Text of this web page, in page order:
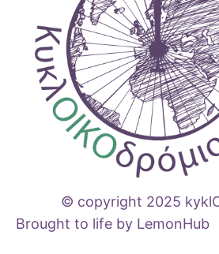
© copyright 2025
Brought to life by LemonHub